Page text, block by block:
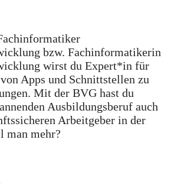
bzw. Fachinformatikerin
wirst du Expert*in für
Apps und Schnittstellen zu
Mit der BVG hast du
Ausbildungsberuf auch
Arbeitgeber in der
man mehr?